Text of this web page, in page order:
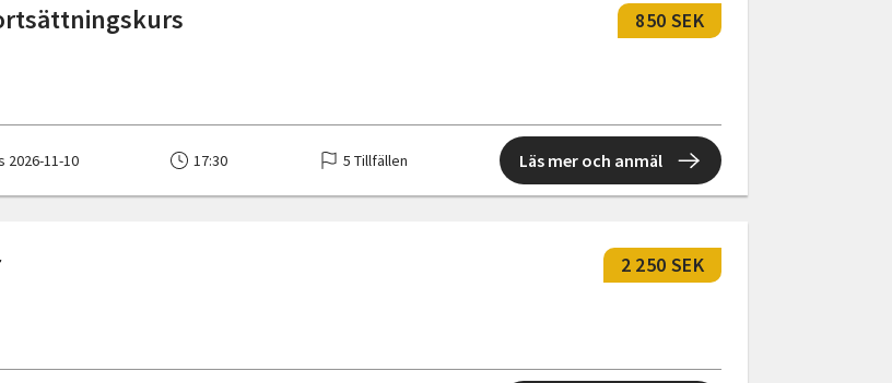
850 SEK
2026-11-10 17:30 5 Tillfällen Läs mer och anmäl
2 250 SEK